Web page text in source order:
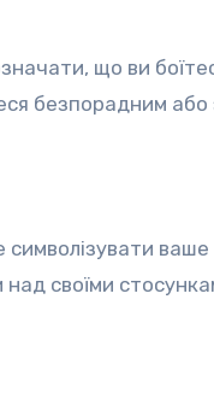
що ви
безпорадним або
символізувати
своїми